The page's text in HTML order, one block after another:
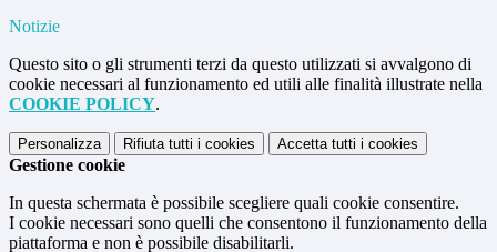
Notizie
Questo sito o gli strumenti terzi da questo utilizzati si avvalgono di
cookie necessari al funzionamento ed utili alle finalità illustrate nella
COOKIE POLICY.
Personalizza Rifiuta tutti i cookies Accetta tutti i cookies
Gestione cookie
In questa schermata è possibile scegliere quali cookie consentire.
I cookie necessari sono quelli che consentono il funzionamento della
piattaforma e non è possibile disabilitarli.